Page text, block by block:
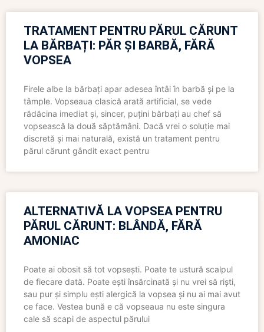
TRATAMENT PENTRU PĂRUL CĂRUNT
LA BĂRBAȚI: PĂR ȘI BARBĂ, FĂRĂ
VOPSEA
Firele albe la bărbați apar adesea întâi în barbă și pe la
tâmple. Vopseaua clasică arată artificial, se vede
rădăcina imediat și, sincer, puțini bărbați au chef să
vopsească la două săptămâni. Dacă vrei o soluție mai
discretă și mai naturală, există un tratament pentru
părul cărunt gândit exact pentru
ALTERNATIVĂ LA VOPSEA PENTRU
PĂRUL CĂRUNT: BLÂNDĂ, FĂRĂ
AMONIAC
Poate ai obosit să tot vopsești. Poate te ustură scalpul
de fiecare dată. Poate ești însărcinată și nu vrei să riști,
sau pur și simplu ești alergică la vopsea și nu ai mai avut
ce face. Vestea bună e că vopseaua nu este singura
cale să scapi de aspectul părului